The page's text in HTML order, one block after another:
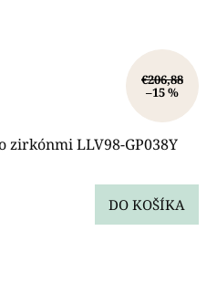
€206,88
–15 %
zirkónmi LLV98-GP038Y
DO KOŠÍKA